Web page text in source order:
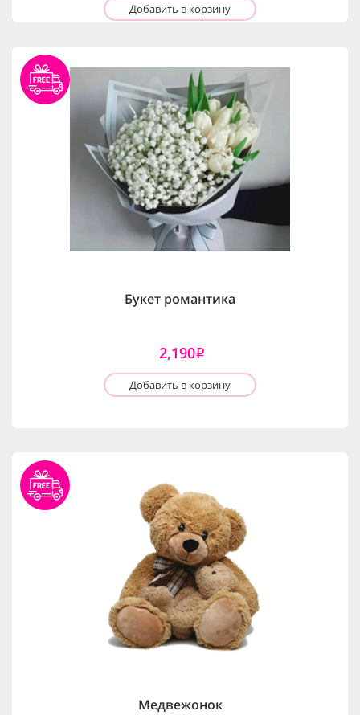
Добавить в корзину
Букет романтика
2,190i
Добавить в корзину
Медвежонок